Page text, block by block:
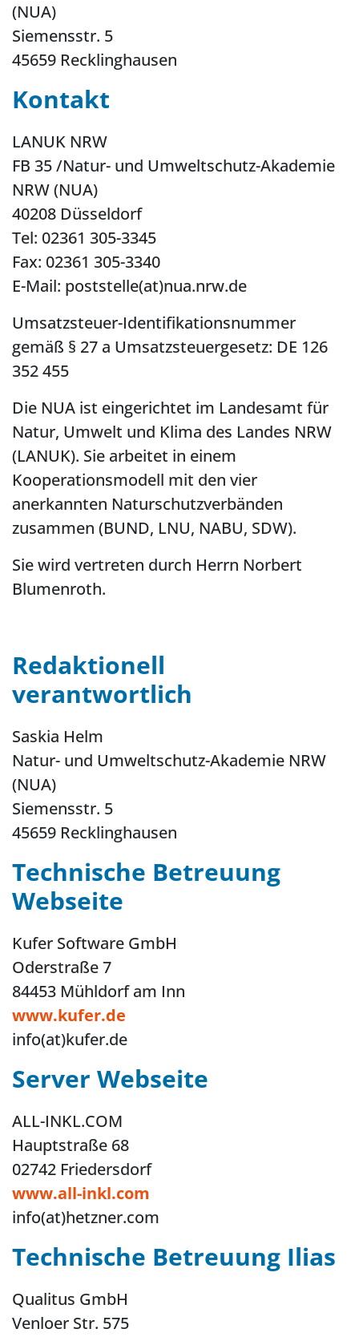
(NUA)
Siemensstr. 5
45659 Recklinghausen
Kontakt
LANUK NRW
FB 35 /Natur- und Umweltschutz-Akademie
NRW (NUA)
40208 Düsseldorf
Tel: 02361 305-3345
Fax: 02361 305-3340
E-Mail: poststelle(at)nua.nrw.de
Umsatzsteuer-Identifikationsnummer
gemäß § 27 a Umsatzsteuergesetz: DE 126
352 455
Die NUA ist eingerichtet im Landesamt für
Natur, Umwelt und Klima des Landes NRW
(LANUK). Sie arbeitet in einem
Kooperationsmodell mit den vier
anerkannten Naturschutzverbänden
zusammen (BUND, LNU, NABU, SDW).
Sie wird vertreten durch Herrn Norbert
Blumenroth.
Redaktionell
verantwortlich
Saskia Helm
Natur- und Umweltschutz-Akademie NRW
(NUA)
Siemensstr. 5
45659 Recklinghausen
Technische Betreuung
Webseite
Kufer Software GmbH
Oderstraße 7
84453 Mühldorf am Inn
www.kufer.de
info(at)kufer.de
Server Webseite
ALL-INKL.COM
Hauptstraße 68
02742 Friedersdorf
www.all-inkl.com
info(at)hetzner.com
Technische Betreuung Ilias
Qualitus GmbH
Venloer Str. 575